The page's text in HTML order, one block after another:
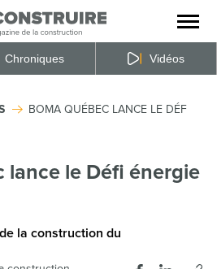
la
du
Chroniques Vidéos
BOMA QUÉBEC LANCE LE DÉFI
lance le Défi énergie
la construction du